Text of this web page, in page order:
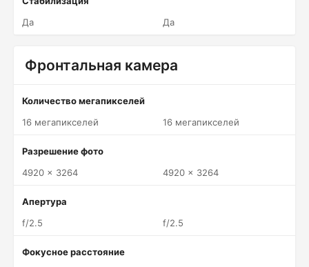
Да
Да
Фронтальная камера
Количество мегапикселей
16 мегапикселей
16 мегапикселей
Разрешение фото
4920 x 3264
4920 x 3264
Апертура
f/2.5
f/2.5
Фокусное расстояние